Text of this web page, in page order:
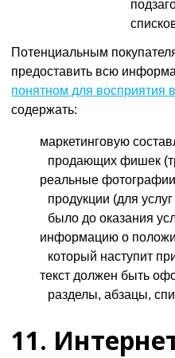
Потенциальным
предоставить всю
понятном для восприятия
содержать:
маркетинговую
продающих фишек
реальные
продукции (для
было до оказания
информацию о
который наступит
текст должен быть
разделы, абзацы,
11.